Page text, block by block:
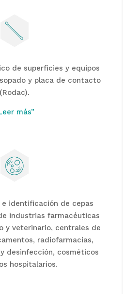
de superficies y equipos
y placa de contacto
(Rodac).
más”
e identificación de cepas
industrias farmacéuticas
y veterinario, centrales de
radiofarmacias,
desinfección, cosméticos
hospitalarios.